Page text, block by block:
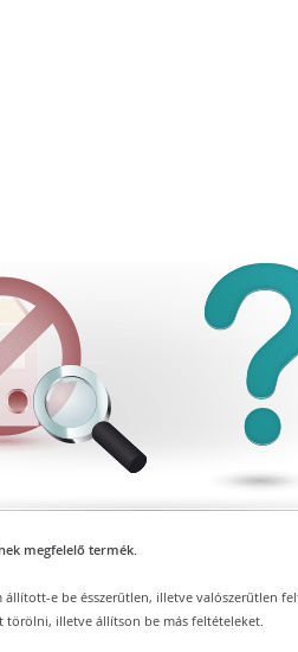
megfelelő termék.
e be ésszerűtlen, illetve valószerűtlen
illetve állítson be más feltételeket.